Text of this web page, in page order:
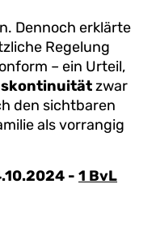
Dennoch erklärte
Regelung
– ein Urteil,
zwar
den sichtbaren
als vorrangig
- 1 BvL